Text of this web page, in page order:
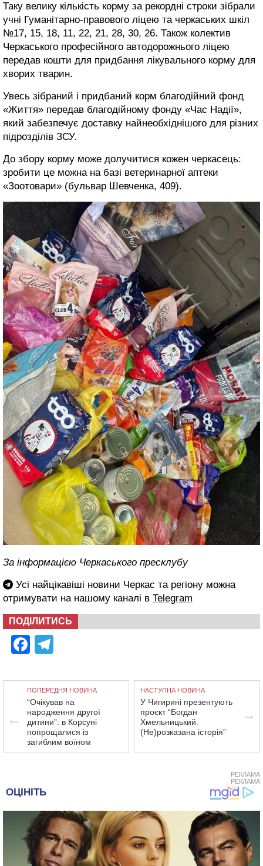
Таку велику кількість корму за рекордні строки зібрали
учні Гуманітарно-правового ліцею та черкаських шкіл
№17, 15, 18, 11, 22, 21, 28, 30, 26. Також колектив
Черкаського професійного автодорожнього ліцею
передав кошти для придбання лікувального корму для
хворих тварин.
Увесь зібраний і придбаний корм благодійний фонд
«Життя» передав благодійному фонду «Час Надії»,
який забезпечує доставку найнеобхіднішого для різних
підрозділів ЗСУ.
До збору корму може долучитися кожен черкасець:
зробити це можна на базі ветеринарної аптеки
«Зоотовари» (бульвар Шевченка, 409).
За інформацією Черкаського пресклубу
Усі найцікавіші новини Черкас та регіону можна
отримувати на нашому каналі в Telegram
ПОДІЛИТИСЬ
Facebook
ПОПЕРЕДНЯ НОВИНА
“Очікував на
народження другої
дитини”: в Корсуні
попрощалися із
загиблим воїном
НАСТУПНА НОВИНА
У Чигирині презентують
проєкт “Богдан
Хмельницький.
(Не)розказана історія”
РЕКЛАМА
РЕКЛАМА